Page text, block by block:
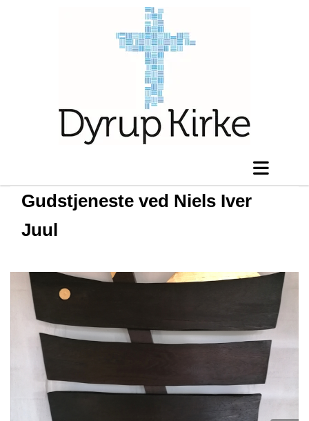
Gudstjeneste ved Niels Iver
Juul